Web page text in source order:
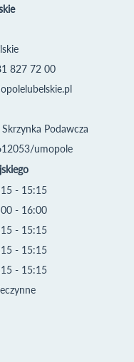
827 72 00
Podawcza
umopole
- 15:15
- 16:00
- 15:15
- 15:15
- 15:15